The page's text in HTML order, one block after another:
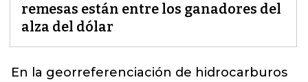
remesas están entre los ganadores del
alza del dólar
En la georreferenciación de hidrocarburos